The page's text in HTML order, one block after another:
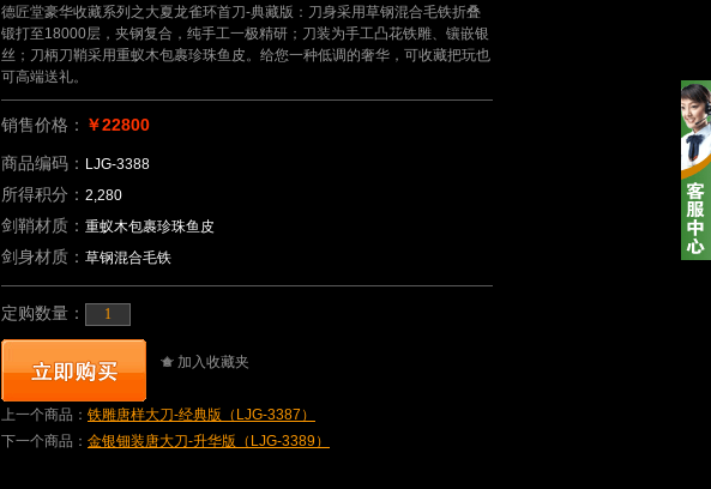
德匠堂豪华收藏系列之大夏龙雀环首刀-典藏版：刀身采用草钢混合毛铁折叠
锻打至18000层，夹钢复合，纯手工一极精研；刀装为手工凸花铁雕、镶嵌银
丝；刀柄刀鞘采用重蚁木包裹珍珠鱼皮。给您一种低调的奢华，可收藏把玩也
可高端送礼。
销售价格： ￥22800
商品编码： LJG-3388
所得积分： 2,280
剑鞘材质： 重蚁木包裹珍珠鱼皮
剑身材质： 草钢混合毛铁
定购数量：
加入收藏夹
上一个商品： 铁雕唐样大刀-经典版（LJG-3387）
下一个商品： 金银钿装唐大刀-升华版（LJG-3389）